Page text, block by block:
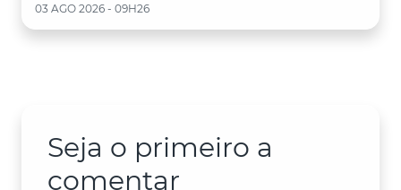
03 AGO 2026 - 09H26
Seja o primeiro a
comentar